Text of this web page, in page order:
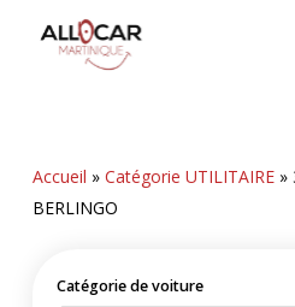
Accueil » Catégorie UTILITAIRE»
BERLINGO
Catégorie de voiture